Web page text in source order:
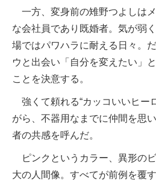
一方、変身前の雉野つよしは
な会社員であり既婚者。気が弱
場ではパワハラに耐える日々。
ウと出会い「自分を変えたい」
ことを決意する。
強くて頼れる“カッコいいヒー
がら、不器用なまでに仲間を思
者の共感を呼んだ。
ピンクというカラー、異形の
大の人間像。すべてが前例を覆